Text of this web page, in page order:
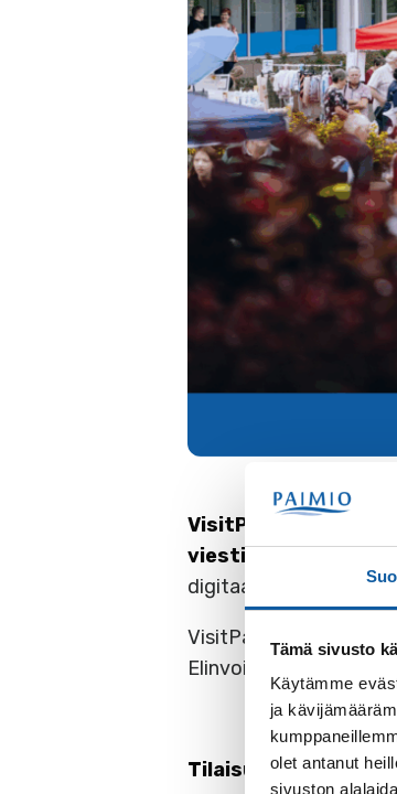
Tämä sivusto
Käytämme
ja
olet antanut
sivuston
VisitPaimio uudistui
viestintää.
digitaalisella
VisitPaimion
Elinvoimakeskus
Tilaisuudessa